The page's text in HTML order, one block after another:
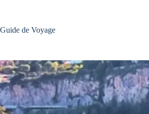
Guide de Voyage